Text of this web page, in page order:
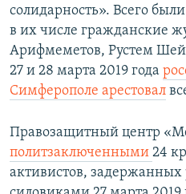
солидарность». Всего
в их числе гражданские
Арифмеметов, Рустем
27 и 28 марта 2019 года
Симферополе арестовал
Правозащитный центр
политзаключенными 24
активистов,